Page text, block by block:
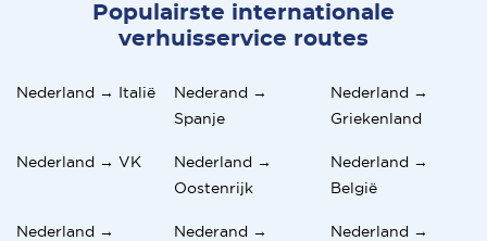
Populairste internationale
verhuisservice routes
Nederland → Italië
Nederand →
Spanje
Nederland →
Griekenland
Nederland → VK
Nederland →
Oostenrijk
Nederland →
België
Nederland →
Nederand →
Nederland →